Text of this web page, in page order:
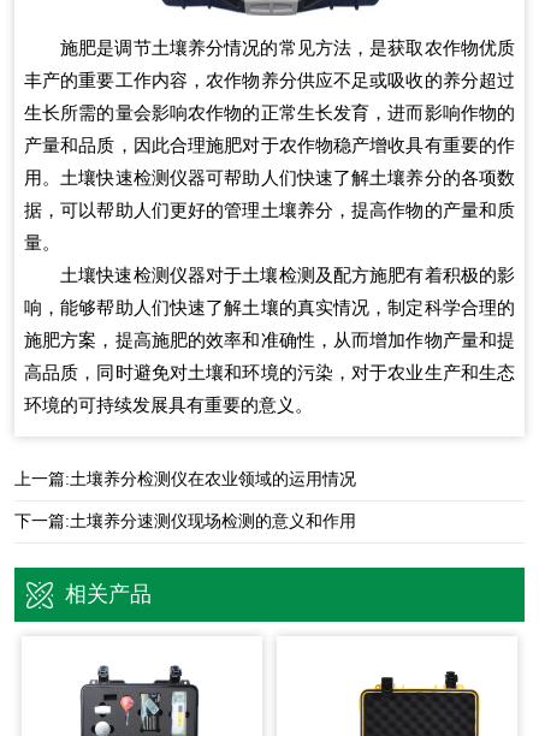
施肥是调节土壤养分情况的常见方法，是获取农作物优质
丰产的重要工作内容，农作物养分供应不足或吸收的养分超过
生长所需的量会影响农作物的正常生长发育，进而影响作物的
产量和品质，因此合理施肥对于农作物稳产增收具有重要的作
用。土壤快速检测仪器可帮助人们快速了解土壤养分的各项数
据，可以帮助人们更好的管理土壤养分，提高作物的产量和质
量。
土壤快速检测仪器对于土壤检测及配方施肥有着积极的影
响，能够帮助人们快速了解土壤的真实情况，制定科学合理的
施肥方案，提高施肥的效率和准确性，从而增加作物产量和提
高品质，同时避免对土壤和环境的污染，对于农业生产和生态
环境的可持续发展具有重要的意义。
上一篇:土壤养分检测仪在农业领域的运用情况
下一篇:土壤养分速测仪现场检测的意义和作用
相关产品